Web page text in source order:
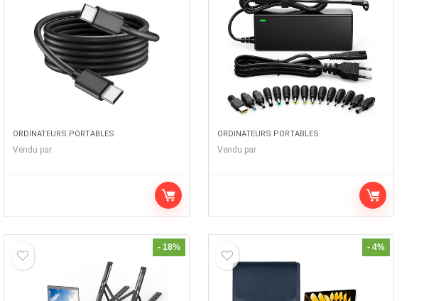
ORDINATEURS PORTABLES
Vendu par
ORDINATEURS PORTABLES
Vendu par
- 18% - 4%